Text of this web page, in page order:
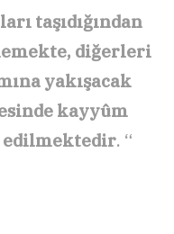
taşıdığından
diğerleri
yakışacak
kayyûm
edilmektedir. “